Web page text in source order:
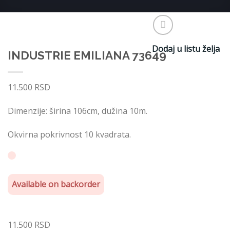
Dodaj u listu želja
INDUSTRIE EMILIANA 73649
11.500 RSD
Dimenzije: širina 106cm, dužina 10m.
Okvirna pokrivnost 10 kvadrata.
Available on backorder
11.500 RSD